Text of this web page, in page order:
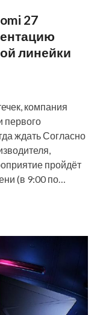
27
линейки
компания
первого
ждать Согласно
пройдёт
(в 9:00 по…